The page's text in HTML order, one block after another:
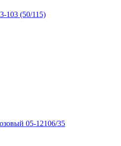
103 (50/115)
05-12106/35